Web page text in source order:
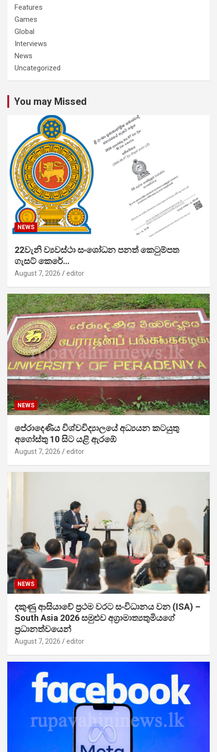
Features
Games
Global
Interviews
News
Uncategorized
You may Missed
NEWS
22වැනි ව්‍යවස්ථා සංශෝධන පනත් කෙටුම්පත
ගැසට් කෙරේ…
August 7, 2026 editor
NEWS
පේරාදෙණිය විශ්වවිද්‍යාලයේ අධ්‍යයන කටයුතු
අගෝස්තු 10 සිට යළි ඇරඹේ
August 7, 2026 editor
NEWS
දකුණු ආසියාවේ ප්‍රථම වරට සංවිධානය වන (ISA) –
South Asia 2026 සමුළුව අග්‍රාමාත්‍යතුමියගේ
ප්‍රධානත්වයෙන්
August 7, 2026 editor